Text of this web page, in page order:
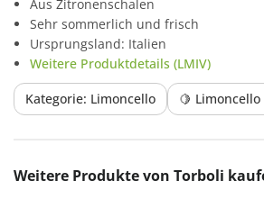
Aus Zitronenschalen
Sehr sommerlich und frisch
Ursprungsland: Italien
Weitere Produktdetails (LMIV)
Kategorie: Limoncello 🍋
Produktgalerie überspringen
Weitere Produkte von Torboli